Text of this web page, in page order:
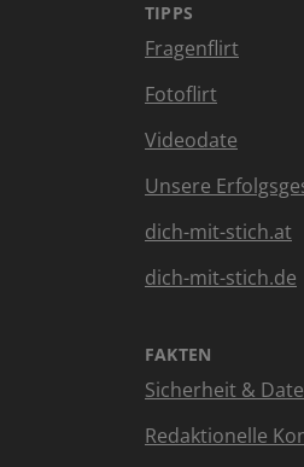
TIPPS
Fragenflirt
Fotoflirt
Videodate
Unsere
dich-mit-stich.at
dich-mit-stich.de
FAKTEN
Sicherheit &
Redaktionelle